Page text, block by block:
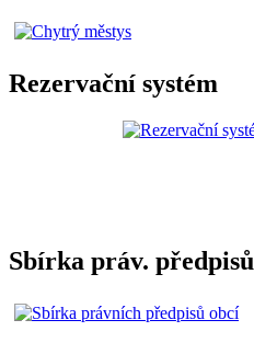
Rezervační systém
Sbírka práv. předpisů